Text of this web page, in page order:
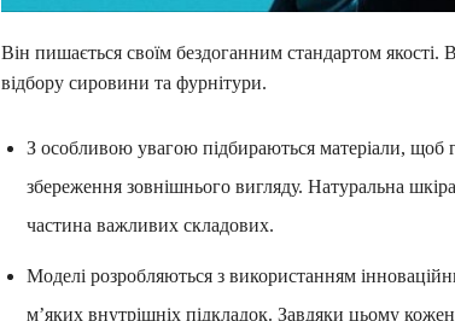
Він пишається своїм бездоганним стандартом якості.
відбору сировини та фурнітури.
З особливою увагою підбираються матеріали, щоб
збереження зовнішнього вигляду. Натуральна
частина важливих складових.
Моделі розробляються з використанням
м’яких внутрішніх підкладок. Завдяки цьому